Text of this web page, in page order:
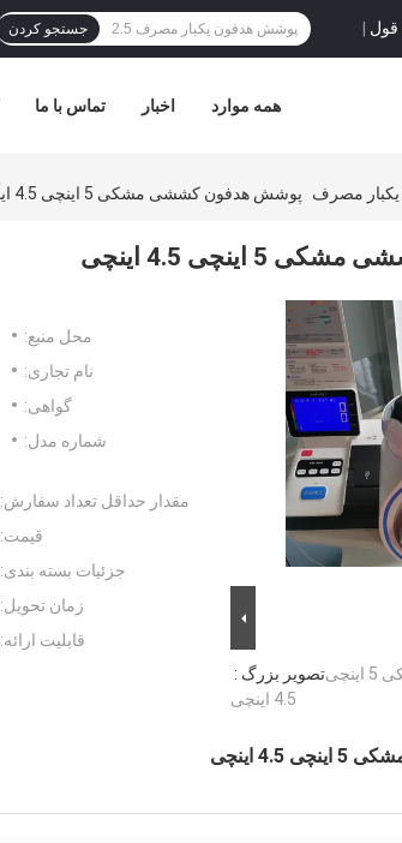
| جستجو کردن
تماس با ما اخبار همه موارد
یکبار مصرف پوشش هدفون کششی مشکی 5 اینچی 4.5 اینچی
4.5 اینچی
تصویر بزرگ :پوشش هدفون کششی مشکی 5 اینچی
4.5 اینچی
محل منبع:
نام تجاری:
گواهی:
شماره مدل:
مقدار حداقل تعداد سفارش:
قیمت:
جزئیات بسته بندی:
زمان تحویل:
قابلیت ارائه:
اینچی